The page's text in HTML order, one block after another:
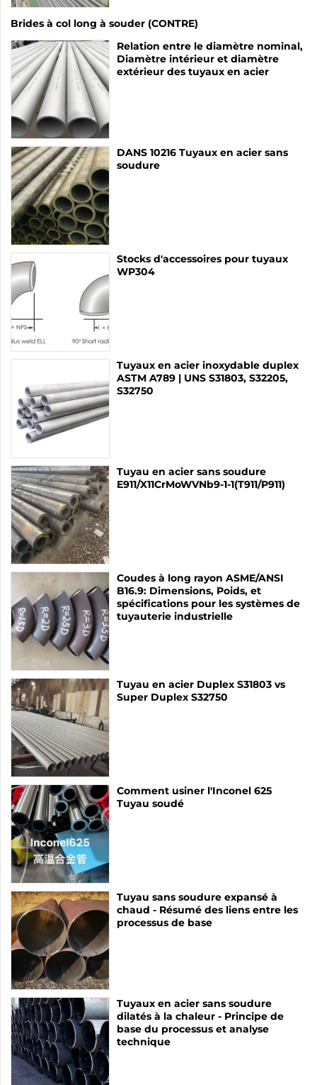
Brides à col long à souder (CONTRE)
Relation entre le diamètre nominal,
Diamètre intérieur et diamètre
extérieur des tuyaux en acier
DANS 10216 Tuyaux en acier sans
soudure
Stocks d'accessoires pour tuyaux
WP304
Tuyaux en acier inoxydable duplex
ASTM A789 | UNS S31803, S32205,
S32750
Tuyau en acier sans soudure
E911/X11CrMoWVNb9-1-1(T911/P911)
Coudes à long rayon ASME/ANSI
B16.9: Dimensions, Poids, et
spécifications pour les systèmes de
tuyauterie industrielle
Tuyau en acier Duplex S31803 vs
Super Duplex S32750
Comment usiner l'Inconel 625
Tuyau soudé
Tuyau sans soudure expansé à
chaud - Résumé des liens entre les
processus de base
Tuyaux en acier sans soudure
dilatés à la chaleur - Principe de
base du processus et analyse
technique